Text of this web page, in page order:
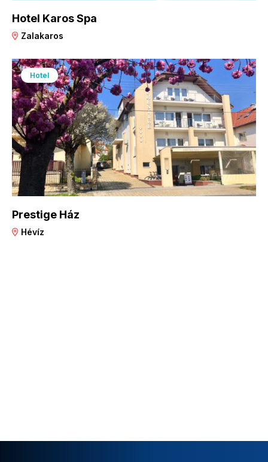
Hotel Karos Spa
Zalakaros
Hotel
Prestige Ház
Hévíz